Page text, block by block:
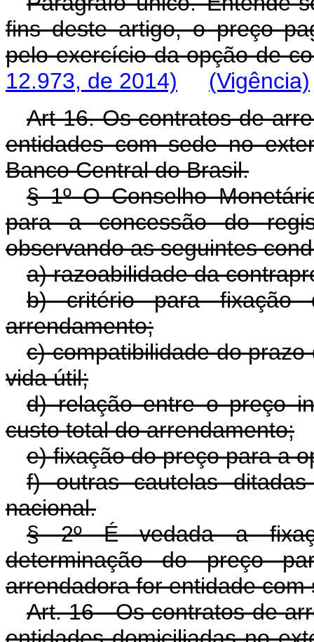
fins deste artigo, o preço
pelo exercício da opção de
12.973, de 2014)
(Vigência)
Art 16. Os contratos de
entidades com sede no
Banco Central do Brasil.
§ 1º O Conselho
para a concessão do
observando as seguintes
a) razoabilidade da
b) critério para
arrendamento;
c) compatibilidade do
vida útil;
d) relação entre o preço
custo total do arrendamento;
e) fixação do preço para a
f) outras cautelas ditadas
nacional.
§ 2º É vedada a
determinação do preço
arrendadora for entidade com
Art. 16 - Os contratos de